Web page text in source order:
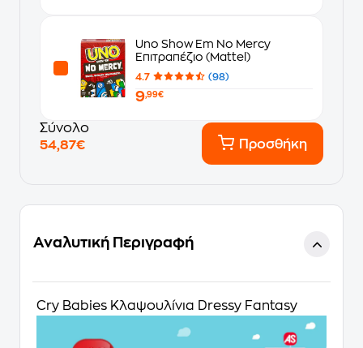
Uno Show Em No Mercy
Επιτραπέζιο (Mattel)
4.7 (98)
9,99€
Σύνολο
54,87€
Προσθήκη
Αναλυτική Περιγραφή
Cry Babies Κλαψουλίνια Dressy Fantasy